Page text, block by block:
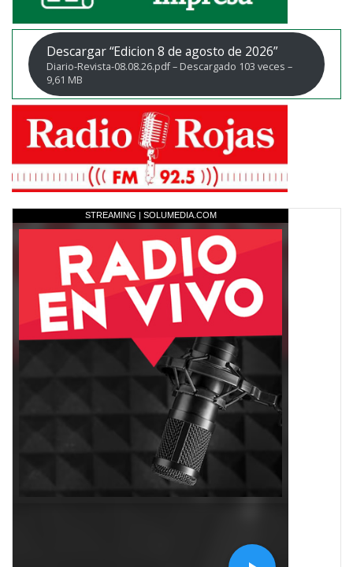
Descargar “Edicion 8 de agosto de 2026”
Diario-Revista-08.08.26.pdf – Descargado 103 veces –
9,61 MB